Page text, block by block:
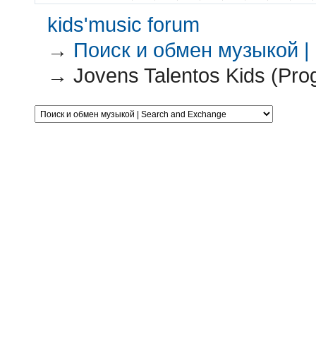
kids'music forum
→ Поиск и обмен музыкой
→Jovens Talentos Kids